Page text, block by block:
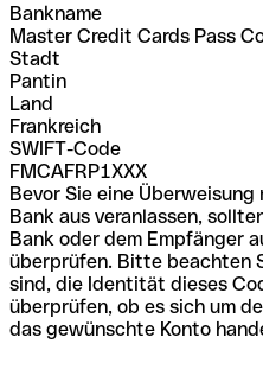
Bankname
Master Credit Cards Pass
Stadt
Pantin
Land
Frankreich
SWIFT-Code
FMCAFRP1XXX
Bevor Sie eine
Bank aus veranlassen,
Bank oder dem Empfänger
überprüfen. Bitte beachten
sind, die Identität dieses
überprüfen, ob es sich um
das gewünschte Konto